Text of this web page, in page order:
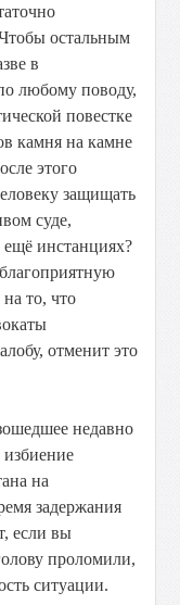
остальным
в
любому поводу,
повестке
камня на камне
этого
защищать
суде,
ещё инстанциях?
на то, что
отменит это
недавно
избиение
на
задержания
если вы
проломили,
ситуации.